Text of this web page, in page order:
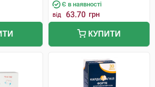
Є в наявності
від 63.70 грн
КУПИТИ